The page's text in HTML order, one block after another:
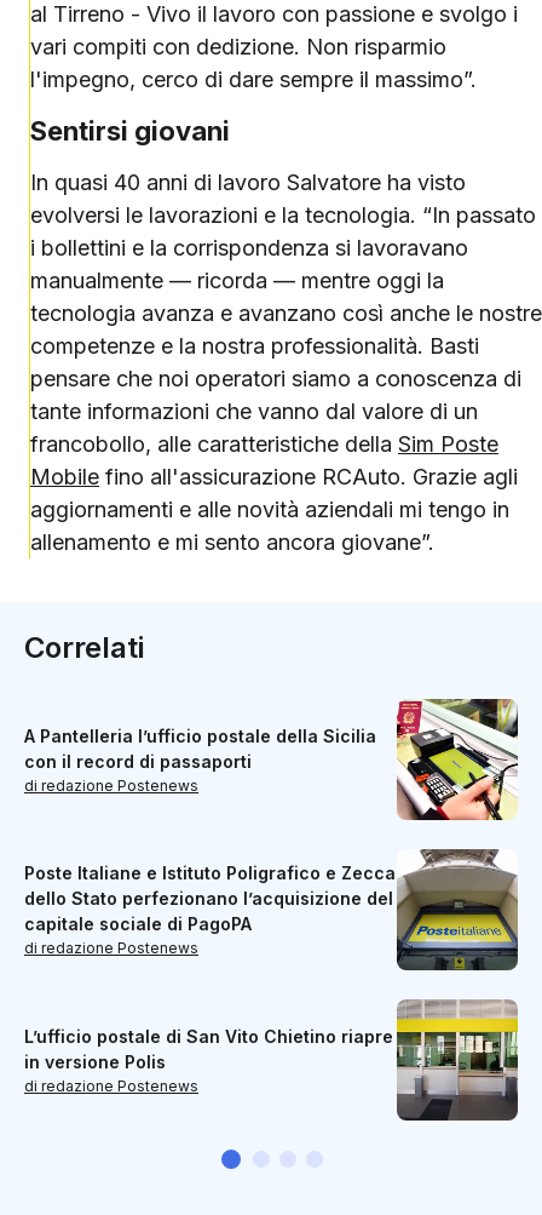
al Tirreno - Vivo il lavoro con passione e svolgo i
vari compiti con dedizione. Non risparmio
l'impegno, cerco di dare sempre il massimo”.
Sentirsi giovani
In quasi 40 anni di lavoro Salvatore ha visto
evolversi le lavorazioni e la tecnologia. “In passato
i bollettini e la corrispondenza si lavoravano
manualmente — ricorda — mentre oggi la
tecnologia avanza e avanzano così anche le nostre
competenze e la nostra professionalità. Basti
pensare che noi operatori siamo a conoscenza di
tante informazioni che vanno dal valore di un
francobollo, alle caratteristiche della Sim Poste
Mobile fino all'assicurazione RCAuto. Grazie agli
aggiornamenti e alle novità aziendali mi tengo in
allenamento e mi sento ancora giovane”.
Correlati
A Pantelleria l’ufficio postale della Sicilia
con il record di passaporti
di redazione Postenews
Poste Italiane e Istituto Poligrafico e Zecca
dello Stato perfezionano l’acquisizione del
capitale sociale di PagoPA
di redazione Postenews
L’ufficio postale di San Vito Chietino riapre
in versione Polis
di redazione Postenews